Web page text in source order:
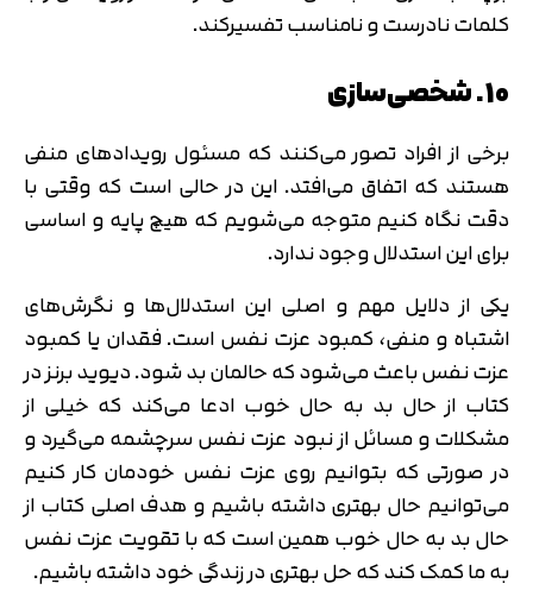
کلمات نادرست و نامناسب تفسیرکند.
10. شخصی‌سازی
برخی از افراد تصور می‌کنند که مسئول رویدادهای منفی
هستند که اتفاق می‌افتد. این در حالی است که وقتی با
دقت نگاه کنیم متوجه می‌شویم که هیچ پایه و اساسی
برای این استدلال وجود ندارد.
یکی از دلایل مهم و اصلی این استدلال‌ها و نگرش‌های
اشتباه و منفی، کمبود عزت نفس است. فقدان یا کمبود
عزت نفس باعث می‌‎شود که حالمان بد شود. دیوید برنز در
کتاب از حال بد به حال خوب ادعا می‌کند که خیلی از
مشکلات و مسائل از نبود عزت نفس سرچشمه می‌گیرد و
در صورتی که بتوانیم روی عزت نفس خودمان کار کنیم
می‌توانیم حال بهتری داشته باشیم و هدف اصلی کتاب از
حال بد به حال خوب همین است که با تقویت عزت نفس
به ما کمک کند که حل بهتری در زندگی خود داشته باشیم.